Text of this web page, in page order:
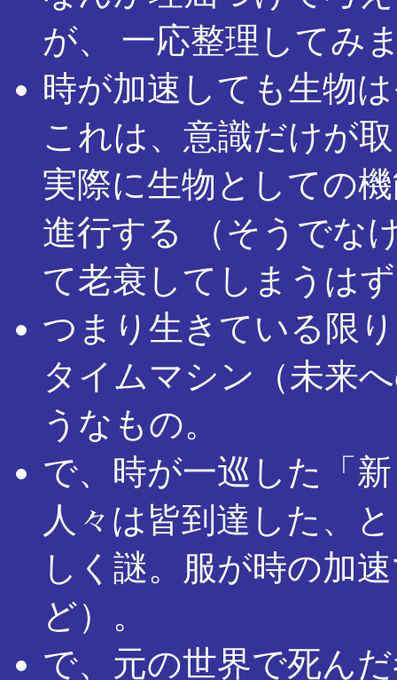
が、 一応整理してみ
時が加速しても生物
これは、意識だけが
実際に生物としての
進行する （そうでな
て老衰してしまうは
つまり生きている限
タイムマシン（未来
うなもの。
で、時が一巡した「
人々は皆到達した、
しく謎。服が時の加
ど）。
で、元の世界で死ん